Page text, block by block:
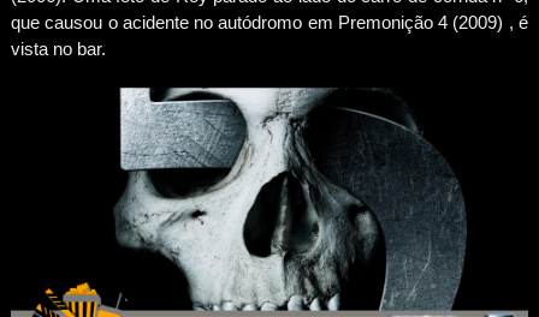
que causou o acidente no autódromo em Premonição 4 (2009) , é
vista no bar.